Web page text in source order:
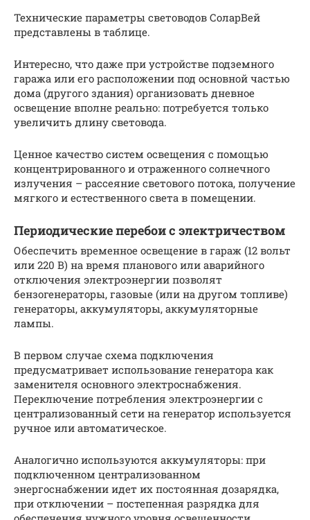
Технические параметры световодов СоларВей
представлены в таблице.
Интересно, что даже при устройстве подземного
гаража или его расположении под основной частью
дома (другого здания) организовать дневное
освещение вполне реально: потребуется только
увеличить длину световода.
Ценное качество систем освещения с помощью
концентрированного и отраженного солнечного
излучения – рассеяние светового потока, получение
мягкого и естественного света в помещении.
Периодические перебои с электричеством
Обеспечить временное освещение в гараж (12 вольт
или 220 В) на время планового или аварийного
отключения электроэнергии позволят
бензогенераторы, газовые (или на другом топливе)
генераторы, аккумуляторы, аккумуляторные
лампы.
В первом случае схема подключения
предусматривает использование генератора как
заменителя основного электроснабжения.
Переключение потребления электроэнергии с
централизованный сети на генератор используется
ручное или автоматическое.
Аналогично используются аккумуляторы: при
подключенном централизованном
энергоснабжении идет их постоянная дозарядка,
при отключении – постепенная разрядка для